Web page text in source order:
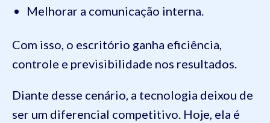
Melhorar a comunicação interna.
Com isso, o escritório ganha eficiência,
controle e previsibilidade nos resultados.
Diante desse cenário, a tecnologia deixou de
ser um diferencial competitivo. Hoje, ela é